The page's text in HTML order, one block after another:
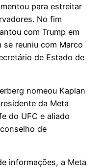
para estreitar
No fim
com Trump em
reuniu com Marco
de Estado de
nomeou Kaplan
da Meta
do UFC e aliado
de
informações, a Meta